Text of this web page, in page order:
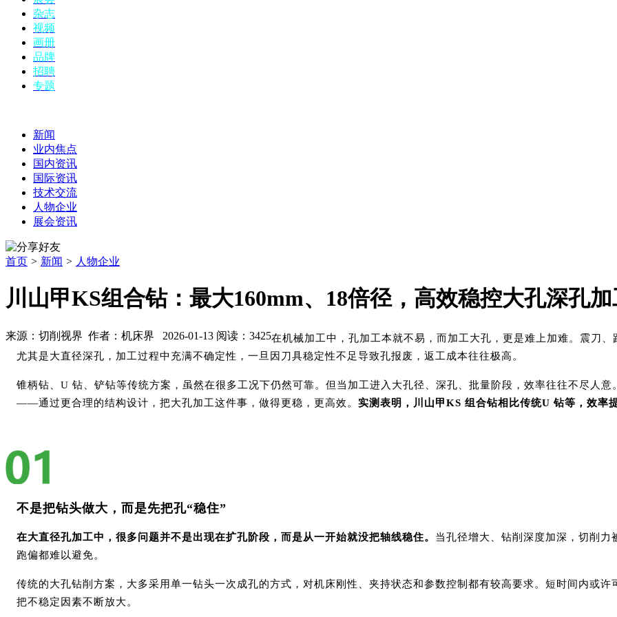
杂志
视频
画册
品牌
招聘
专题
新闻
业内焦点
国内资讯
国际资讯
技术交流
人物企业
展会资讯
首页 > 新闻 > 人物企业
川山甲KS组合钻：最大160mm、18倍径，高效稳控大孔深孔
来源：切削视界 作者：机床界 2026-01-13 阅读：3425在机械加工中，孔加工本就不易，而加工大孔，更是难上加难。震刀
尤其是大直径深孔，加工过程中充满不确定性，一旦因刀具稳定性不足导致孔报废，返工成本往往极高。
锥柄钻、 U 钻、铲钻等传统方案，虽然在很多工况下仍然可靠。但当加工进入大孔径、深孔、批量阶段，效率往往不尽人
——通过更合理的结构设计，把大孔加工这件事，做得更稳，更高效。 实测表明，川山甲KS 组合钻相比传统U 钻等，效率
不是把钻头做大，而是先把孔“稳住”
在大直径孔加工中，很多问题并不是出现在扩孔阶段，而是从一开始就没把轴线稳住。 当孔径增大、钻削深度加深，切削
跑偏都难以避免。
传统的大孔钻削方案，大多采用单一钻头一次成孔的方式，对机床刚性、夹持状态和参数控制都有较高要求。短时间内或
把不稳定因素不断放大。